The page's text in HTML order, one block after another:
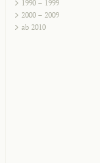
1990 – 1999
2000 – 2009
ab 2010